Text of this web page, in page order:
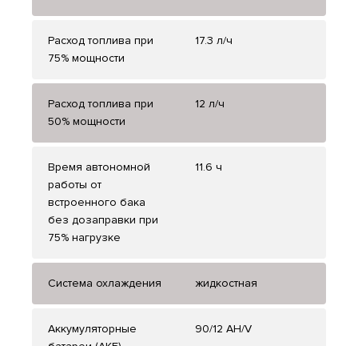
Расход топлива при
75% мощности
17.3 л/ч
Расход топлива при
50% мощности
12 л/ч
Время автономной
работы от
встроенного бака
без дозаправки при
75% нагрузке
11.6 ч
Система охлаждения жидкостная
Аккумуляторные
90/12 AH/V